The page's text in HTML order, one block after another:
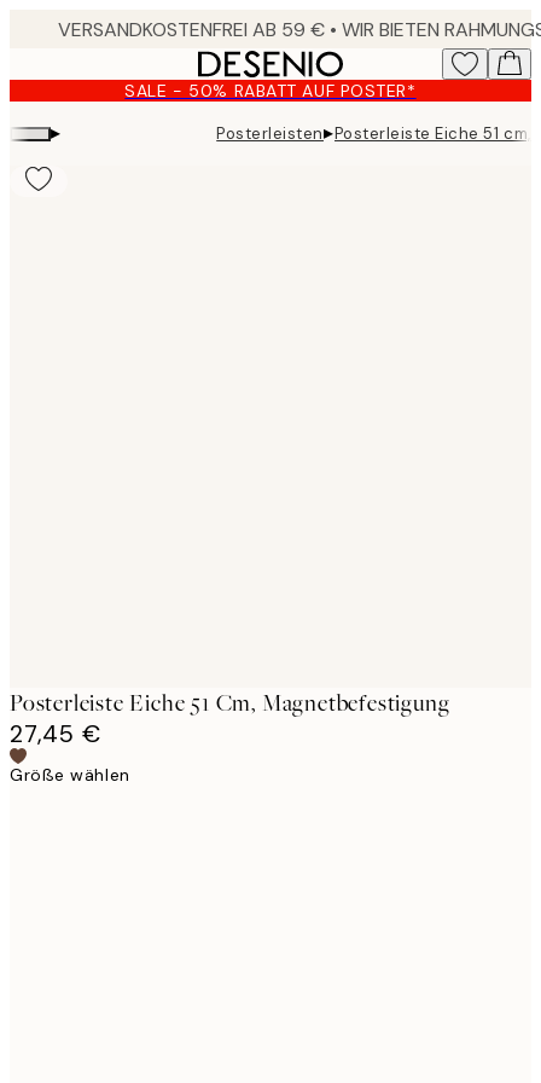
content.
SALE - 50% RABATT AUF POSTER*
▸ Posterleisten▸Posterleiste Eiche 51
Posterleiste Eiche 51 Cm, Magnetbefestigung
27,45 €
Größe wählen